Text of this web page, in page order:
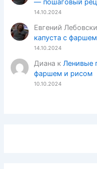
— пошаговый
14.10.2024
Евгений
капуста с
14.10.2024
Диана к Ленивые
фаршем и рисом
10.10.2024